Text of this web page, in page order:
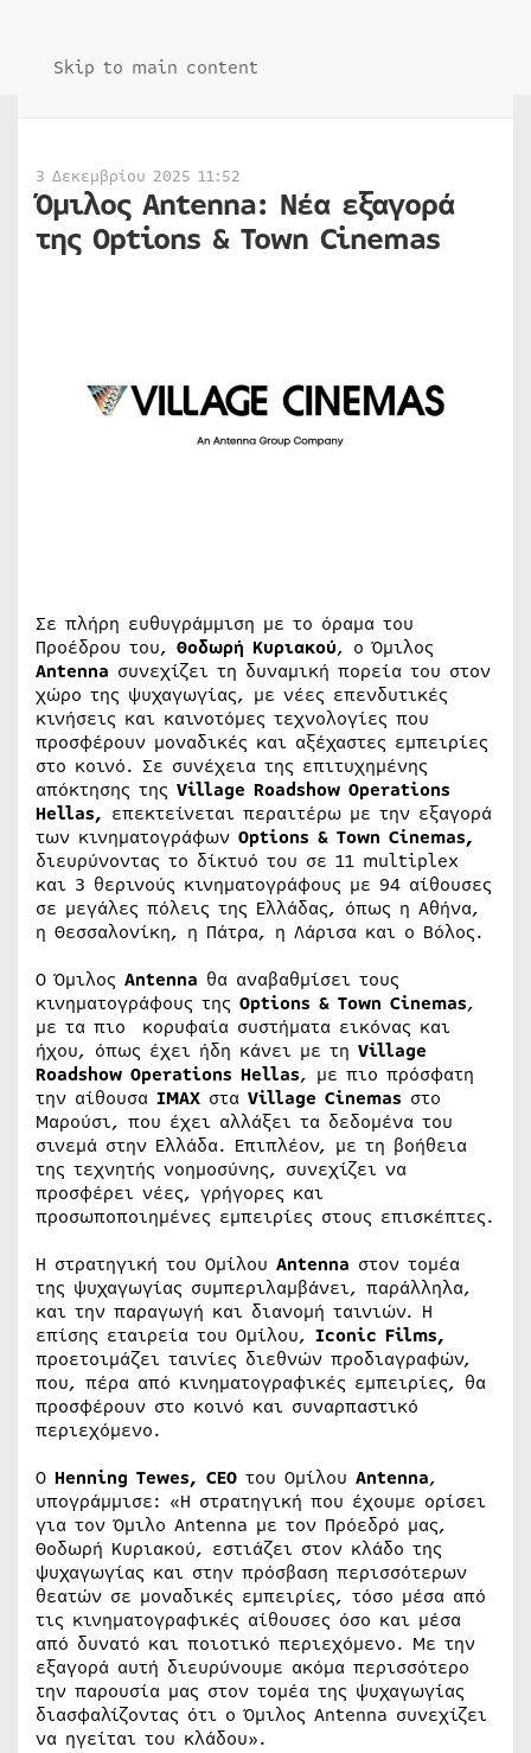
Skip to main content
3 Δεκεμβρίου 2025 11:52
Όμιλος Antenna: Νέα εξαγορά
της Options & Town Cinemas
Σε πλήρη ευθυγράμμιση με το όραμα του
Προέδρου του, Θοδωρή Κυριακού, ο Όμιλος
Antenna συνεχίζει τη δυναμική πορεία του στον
χώρο της ψυχαγωγίας, με νέες επενδυτικές
κινήσεις και καινοτόμες τεχνολογίες που
προσφέρουν μοναδικές και αξέχαστες εμπειρίες
στο κοινό. Σε συνέχεια της επιτυχημένης
απόκτησης της Village Roadshow Operations
Hellas, επεκτείνεται περαιτέρω με την εξαγορά
των κινηματογράφων Options & Town Cinemas,
διευρύνοντας το δίκτυό του σε 11 multiplex
και 3 θερινούς κινηματογράφους με 94 αίθουσες
σε μεγάλες πόλεις της Ελλάδας, όπως η Αθήνα,
η Θεσσαλονίκη, η Πάτρα, η Λάρισα και ο Βόλος.
Ο Όμιλος Antenna θα αναβαθμίσει τους
κινηματογράφους της Options & Town Cinemas,
με τα πιο κορυφαία συστήματα εικόνας και
ήχου, όπως έχει ήδη κάνει με τη Village
Roadshow Operations Hellas, με πιο πρόσφατη
την αίθουσα IMAX στα Village Cinemas στο
Μαρούσι, που έχει αλλάξει τα δεδομένα του
σινεμά στην Ελλάδα. Επιπλέον, με τη βοήθεια
της τεχνητής νοημοσύνης, συνεχίζει να
προσφέρει νέες, γρήγορες και
προσωποποιημένες εμπειρίες στους επισκέπτες.
Η στρατηγική του Ομίλου Antenna στον τομέα
της ψυχαγωγίας συμπεριλαμβάνει, παράλληλα,
και την παραγωγή και διανομή ταινιών. H
επίσης εταιρεία του Ομίλου, Iconic Films,
προετοιμάζει ταινίες διεθνών προδιαγραφών,
που, πέρα από κινηματογραφικές εμπειρίες, θα
προσφέρουν στο κοινό και συναρπαστικό
περιεχόμενο.
Ο Henning Tewes, CEO του Ομίλου Antenna,
υπογράμμισε: «Η στρατηγική που έχουμε ορίσει
για τον Όμιλο Antenna με τον Πρόεδρό μας,
Θοδωρή Κυριακού, εστιάζει στον κλάδο της
ψυχαγωγίας και στην πρόσβαση περισσότερων
θεατών σε μοναδικές εμπειρίες, τόσο μέσα από
τις κινηματογραφικές αίθουσες όσο και μέσα
από δυνατό και ποιοτικό περιεχόμενο. Με την
εξαγορά αυτή διευρύνουμε ακόμα περισσότερο
την παρουσία μας στον τομέα της ψυχαγωγίας
διασφαλίζοντας ότι ο Όμιλος Antenna συνεχίζει
να ηγείται του κλάδου».